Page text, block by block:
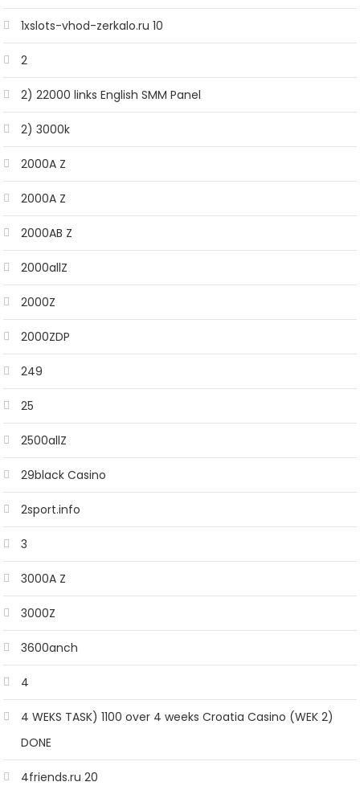
1xslots-vhod-zerkalo.ru 10
2
2) 22000 links English SMM Panel
2) 3000k
2000A Z
2000A Z
2000AB Z
2000allZ
2000Z
2000ZDP
249
25
2500allZ
29black Casino
2sport.info
3
3000A Z
3000Z
3600anch
4
4 WEKS TASK) 1100 over 4 weeks Croatia Casino (WEK 2)
DONE
4friends.ru 20